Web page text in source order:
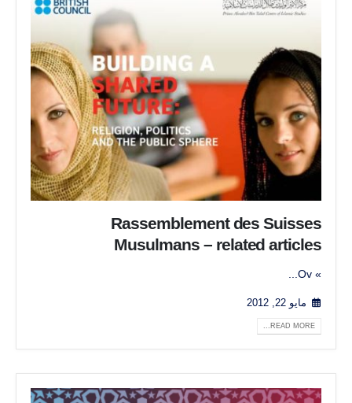
Rassemblement des Suisses
Musulmans – related articles
» Ov...
مايو 22, 2012
READ MORE...